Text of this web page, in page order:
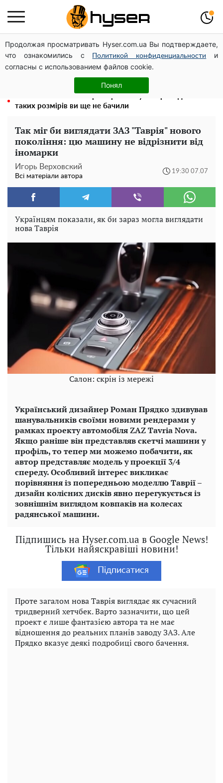
Продолжая просматривать Hyser.com.ua Вы подтверждаете,
что ознакомились с
Политикой конфиденциальности
и
согласны с использованием файлов cookie.
Понял
Гола Олена Тополя у цікавих позах змусила відвисати
щелепи: злив відео – було лише початком
Олена Тополя злив відео – це далеко не все: фронтмен
"Антитіла" Тарас Тополя став наступним
таких розмірів ви ще не бачили
Так міг би виглядати ЗАЗ "Таврія" нового
покоління: цю машину не відрізнити від
іномарки
Игорь Верховский
Всі матеріали автора
19:30 07.07
Українцям показали, як би зараз могла виглядати
нова Таврія
Салон: скрін із мережі
Український дизайнер Роман Прядко здивував
шанувальників своїми новими рендерами у
рамках проекту автомобіля ZAZ Tavria Nova.
Якщо раніше він представляв скетчі машини у
профіль, то тепер ми можемо побачити, як
автор представляє модель у проекції 3/4
спереду. Особливий інтерес викликає
порівняння із попередньою моделлю Таврії –
дизайн колісних дисків явно перегукується із
зовнішнім виглядом ковпаків на колесах
радянської машини.
Підпишись на Hyser.com.ua в Google News!
Тільки найяскравіші новини!
Підписатися
Проте загалом нова Таврія виглядає як сучасний
тридверний хетчбек. Варто зазначити, що цей
проект є лише фантазією автора та не має
відношення до реальних планів заводу ЗАЗ. Але
Прядко вказує деякі подробиці свого бачення.